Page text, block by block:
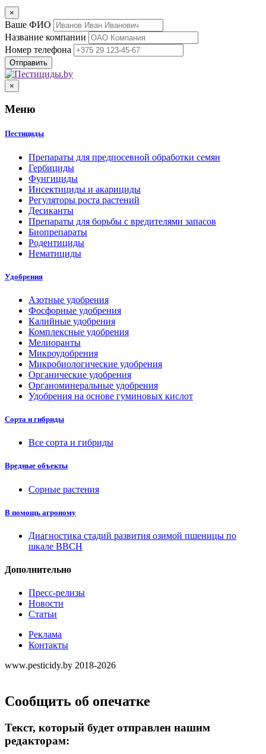
×
Ваше ФИО
Название компании
Номер телефона
×
Меню
Пестициды
Препараты для предпосевной обработки семян
Гербициды
Фунгициды
Инсектициды и акарициды
Регуляторы роста растений
Десиканты
Препараты для борьбы с вредителями запасов
Биопрепараты
Родентициды
Нематициды
Удобрения
Азотные удобрения
Фосфорные удобрения
Калийные удобрения
Комплексные удобрения
Мелиоранты
Микроудобрения
Микробиологические удобрения
Органические удобрения
Органоминеральные удобрения
Удобрения на основе гуминовых кислот
Сорта и гибриды
Все сорта и гибриды
Вредные объекты
Сорные растения
В помощь агроному
Диагностика стадий развития озимой пшеницы по
шкале ВВСН
Дополнительно
Пресс-релизы
Новости
Статьи
Реклама
Контакты
www.pesticidy.by 2018-2026
Сообщить об опечатке
Текст, который будет отправлен нашим
редакторам: